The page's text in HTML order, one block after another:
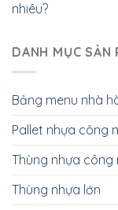
nhiêu?
DANH MỤC SẢN
Bảng menu nhà
Pallet nhựa công
Thùng nhựa công
Thùng nhựa lớn